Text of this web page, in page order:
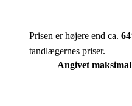
Prisen er højere end ca. 64
tandlægernes priser.
Angivet